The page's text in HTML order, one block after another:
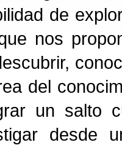
de
nos
del
un salto
desde